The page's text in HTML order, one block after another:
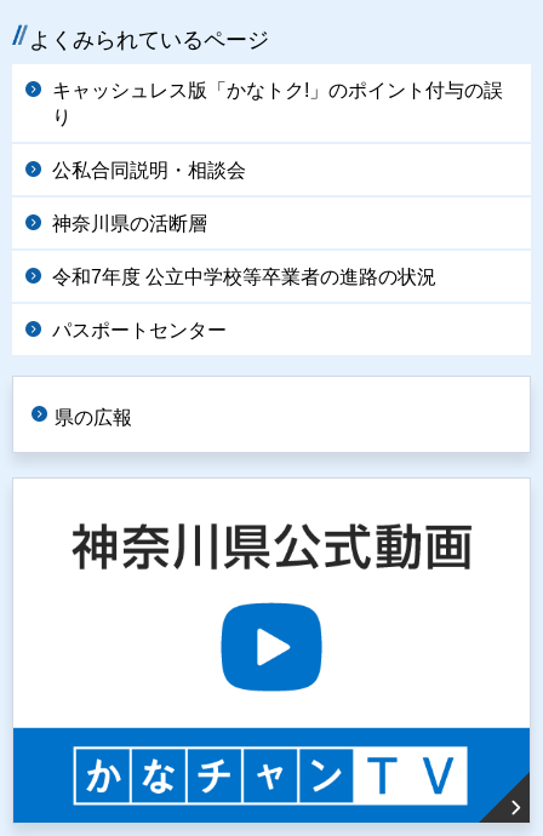
よくみられているページ
キャッシュレス版「かなトク!」のポイント付与の誤
り
公私合同説明・相談会
神奈川県の活断層
令和7年度 公立中学校等卒業者の進路の状況
パスポートセンター
県の広報